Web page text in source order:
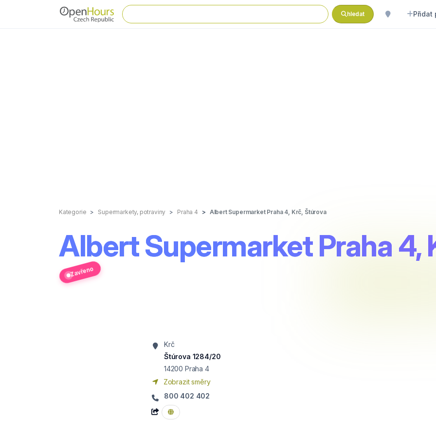
hledat Přidat
Kategorie Supermarkety, potraviny Praha 4 Albert Supermarket Praha 4, Krč, Štúrova
Albert Supermarket Praha 4,
Zavřeno
Krč
Štúrova 1284/20
14200 Praha 4
Zobrazit směry
800 402 402